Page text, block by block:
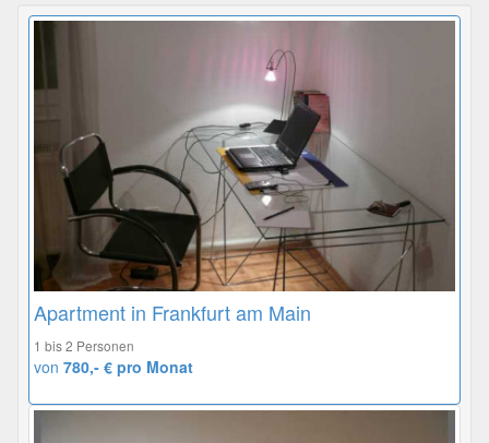
Apartment in Frankfurt am Main
1 bis 2 Personen
von 780,- € pro Monat